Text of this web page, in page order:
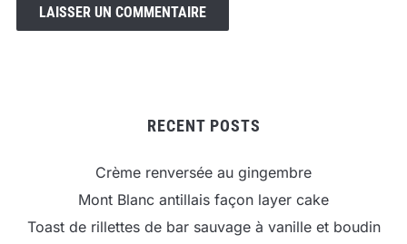
RECENT POSTS
Crème renversée au gingembre
Mont Blanc antillais façon layer cake
Toast de rillettes de bar sauvage à vanille et boudin